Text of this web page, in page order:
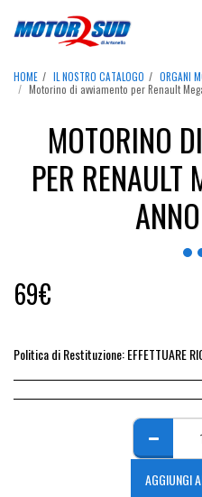
HOME IL NOSTRO CATALOGO ORGANI
Motorino di avviamento per Renault
MOTORINO
PER RENAULT
69€
Politica di Restituzione:EFFETTUARE RICHIESTA DI RESO ENTRO 14 GIORNI DALL&#039;ACQUISTO DEL RICAMBIO, IL RIMBORSO VIENE
AGGIUNGI